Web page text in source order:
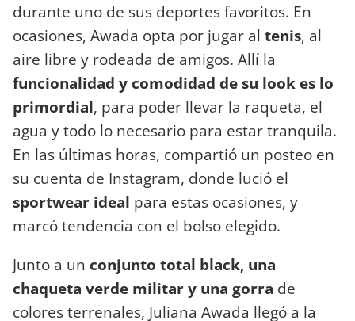
durante uno de sus deportes favoritos. En
ocasiones, Awada opta por jugar al tenis, al
aire libre y rodeada de amigos. Allí la
funcionalidad y comodidad de su look es lo
primordial, para poder llevar la raqueta, el
agua y todo lo necesario para estar tranquila.
En las últimas horas, compartió un posteo en
su cuenta de Instagram, donde lució el
sportwear ideal para estas ocasiones, y
marcó tendencia con el bolso elegido.
Junto a un conjunto total black, una
chaqueta verde militar y una gorra de
colores terrenales, Juliana Awada llegó a la